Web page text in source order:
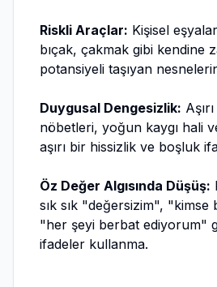
Riskli Araçlar: Kişisel
bıçak, çakmak gibi kendine
potansiyeli taşıyan
Duygusal Dengesizlik:
nöbetleri, yoğun kaygı hali
aşırı bir hissizlik ve boşluk
Öz Değer Algısında Düşüş:
sık sık "değersizim", "kimse
"her şeyi berbat ediyorum"
ifadeler kullanma.